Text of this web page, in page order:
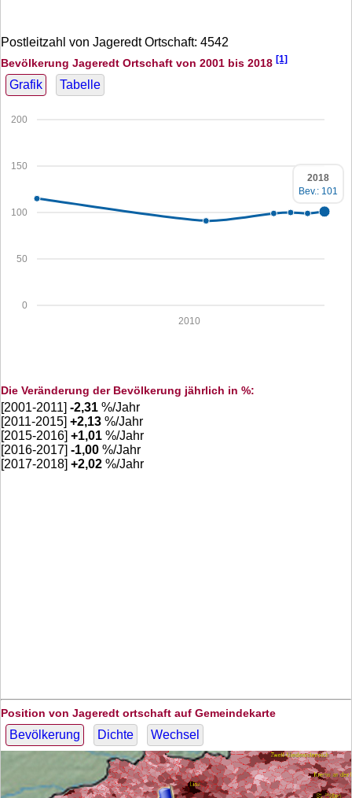
Postleitzahl von Jageredt Ortschaft: 4542
Bevölkerung Jageredt Ortschaft von 2001 bis 2018 [1]
Grafik Tabelle
0
50
100
150
200
2010
2018
Bev.: 101
Die Veränderung der Bevölkerung jährlich in %:
[2001-2011] -2,31 %/Jahr
[2011-2015] +2,13 %/Jahr
[2015-2016] +1,01 %/Jahr
[2016-2017] -1,00 %/Jahr
[2017-2018] +2,02 %/Jahr
Position von Jageredt ortschaft auf Gemeindekarte
Bevölkerung Dichte Wechsel